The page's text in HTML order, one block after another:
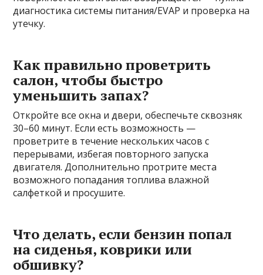
диагностика системы питания/EVAP и проверка на
утечку.
Как правильно проветрить
салон, чтобы быстро
уменьшить запах?
Откройте все окна и двери, обеспечьте сквозняк
30–60 минут. Если есть возможность —
проветрите в течение нескольких часов с
перерывами, избегая повторного запуска
двигателя. Дополнительно протрите места
возможного попадания топлива влажной
салфеткой и просушите.
Что делать, если бензин попал
на сиденья, коврики или
обшивку?